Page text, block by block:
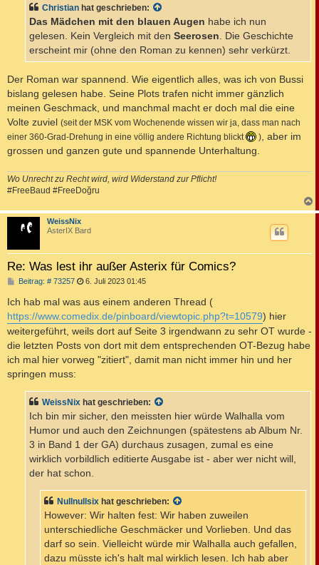
r
a
Christian hat geschrieben:
Das Mädchen mit den blauen Augen habe ich nun
gelesen. Kein Vergleich mit den Seerosen. Die Geschichte
erscheint mir (ohne den Roman zu kennen) sehr verkürzt.
Der Roman war spannend. Wie eigentlich alles, was ich von Bussi
bislang gelesen habe. Seine Plots trafen nicht immer gänzlich
meinen Geschmack, und manchmal macht er doch mal die eine
Volte zuviel (seit der MSK vom Wochenende wissen wir ja, dass man nach
einer 360-Grad-Drehung in eine völlig andere Richtung blickt
) , aber im
grossen und ganzen gute und spannende Unterhaltung.
Wo Unrecht zu Recht wird, wird Widerstand zur Pflicht!
#FreeBaud #FreeDoğru
a
WeissNix
AsterIX Bard
Re: Was lest ihr außer Asterix für Comics?
Beitrag: # 73257B
i
r
g
6. Juli 2023 01:45
Ich hab mal was aus einem anderen Thread (
https://www.comedix.de/pinboard/viewtopic.php?t=10579) hier
weitergeführt, weils dort auf Seite 3 irgendwann zu sehr OT wurde -
die letzten Posts von dort mit dem entsprechenden OT-Bezug habe
ich mal hier vorweg "zitiert", damit man nicht immer hin und her
springen muss:
WeissNix hat geschrieben:
Ich bin mir sicher, den meissten hier würde Walhalla vom
Humor und auch den Zeichnungen (spätestens ab Album Nr.
3 in Band 1 der GA) durchaus zusagen, zumal es eine
wirklich vorbildlich editierte Ausgabe ist - aber wer nicht will,
der hat schon.
Nullnullsix hat geschrieben:
However: Wir halten fest: Wir haben zuweilen
unterschiedliche Geschmäcker und Vorlieben. Und das
darf so sein. Vielleicht würde mir Walhalla auch gefallen,
dazu müsste ich's halt mal wirklich lesen. Ich hab aber